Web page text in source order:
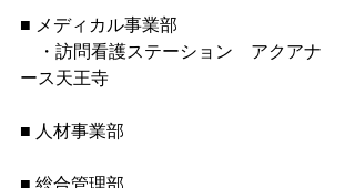
■ メディカル事業部
・訪問看護ステーション　アクアナ
ース天王寺
■ 人材事業部
■ 総合管理部